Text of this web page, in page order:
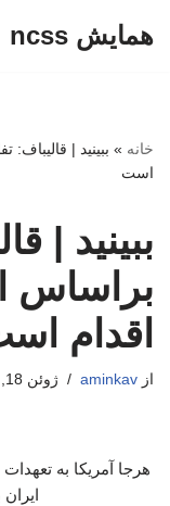
همایش ncss
خانه » ببینید |
است
ببینید |
براساس
اقدام
از aminkav ژوئن 18, 2026
هرجا آمریکا به